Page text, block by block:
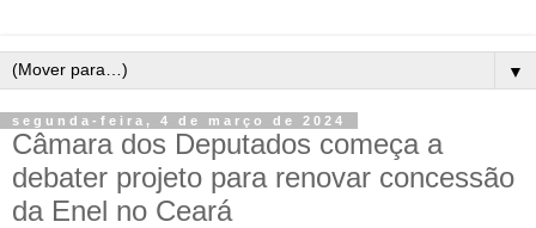
▼
segunda-feira, 4 de março de 2024
Câmara dos Deputados começa a
debater projeto para renovar concessão
da Enel no Ceará